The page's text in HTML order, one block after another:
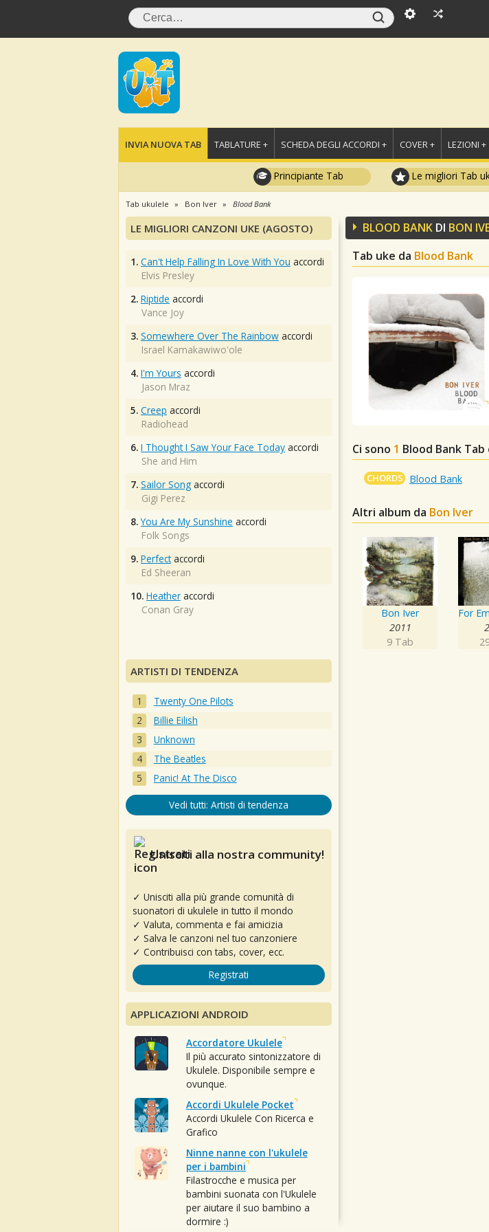
INVIA NUOVA TAB TABLATURE + SCHEDA DEGLI ACCORDI + COVER + LEZIONI +
Principiante Tab Le migliori Tab
Tab ukulele Bon Iver Blood Bank
BLOOD BANK DI BON
Tab uke da Blood Bank
Ci sono 1 Blood Bank Tab
CHORDS Blood Bank
Altri album da Bon Iver
Bon Iver
2011
9 Tab
LE MIGLIORI CANZONI UKE (AGOSTO)
1. Can't Help Falling In Love With You accordi
Elvis Presley
2. Riptide accordi
Vance Joy
3. Somewhere Over The Rainbow accordi
Israel Kamakawiwo'ole
4. I'm Yours accordi
Jason Mraz
5. Creep accordi
Radiohead
6. I Thought I Saw Your Face Today accordi
She and Him
7. Sailor Song accordi
Gigi Perez
8. You Are My Sunshine accordi
Folk Songs
9. Perfectaccordi
Ed Sheeran
10. Heather accordi
Conan Gray
ARTISTI DI TENDENZA
Twenty One Pilots
Billie Eilish
Unknown
The Beatles
Panic! At The Disco
Vedi tutti: Artisti di tendenza
Unisciti alla nostra community!
✓ Unisciti alla più grande comunità di
suonatori di ukulele in tutto il mondo
✓ Valuta, commenta e fai amicizia
✓ Salva le canzoni nel tuo canzoniere
✓ Contribuisci con tabs, cover, ecc.
Registrati
APPLICAZIONI ANDROID
Accordatore Ukulele
Il più accurato sintonizzatore di
Ukulele. Disponibile sempre e
ovunque.
Accordi Ukulele Pocket
Accordi Ukulele Con Ricerca e
Grafico
Ninne nanne con l'ukulele
per i bambini
Filastrocche e musica per
bambini suonata con l'Ukulele
per aiutare il suo bambino a
dormire :)